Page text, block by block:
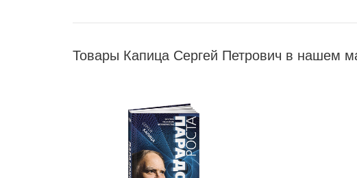
Товары Капица Сергей Петрович в нашем